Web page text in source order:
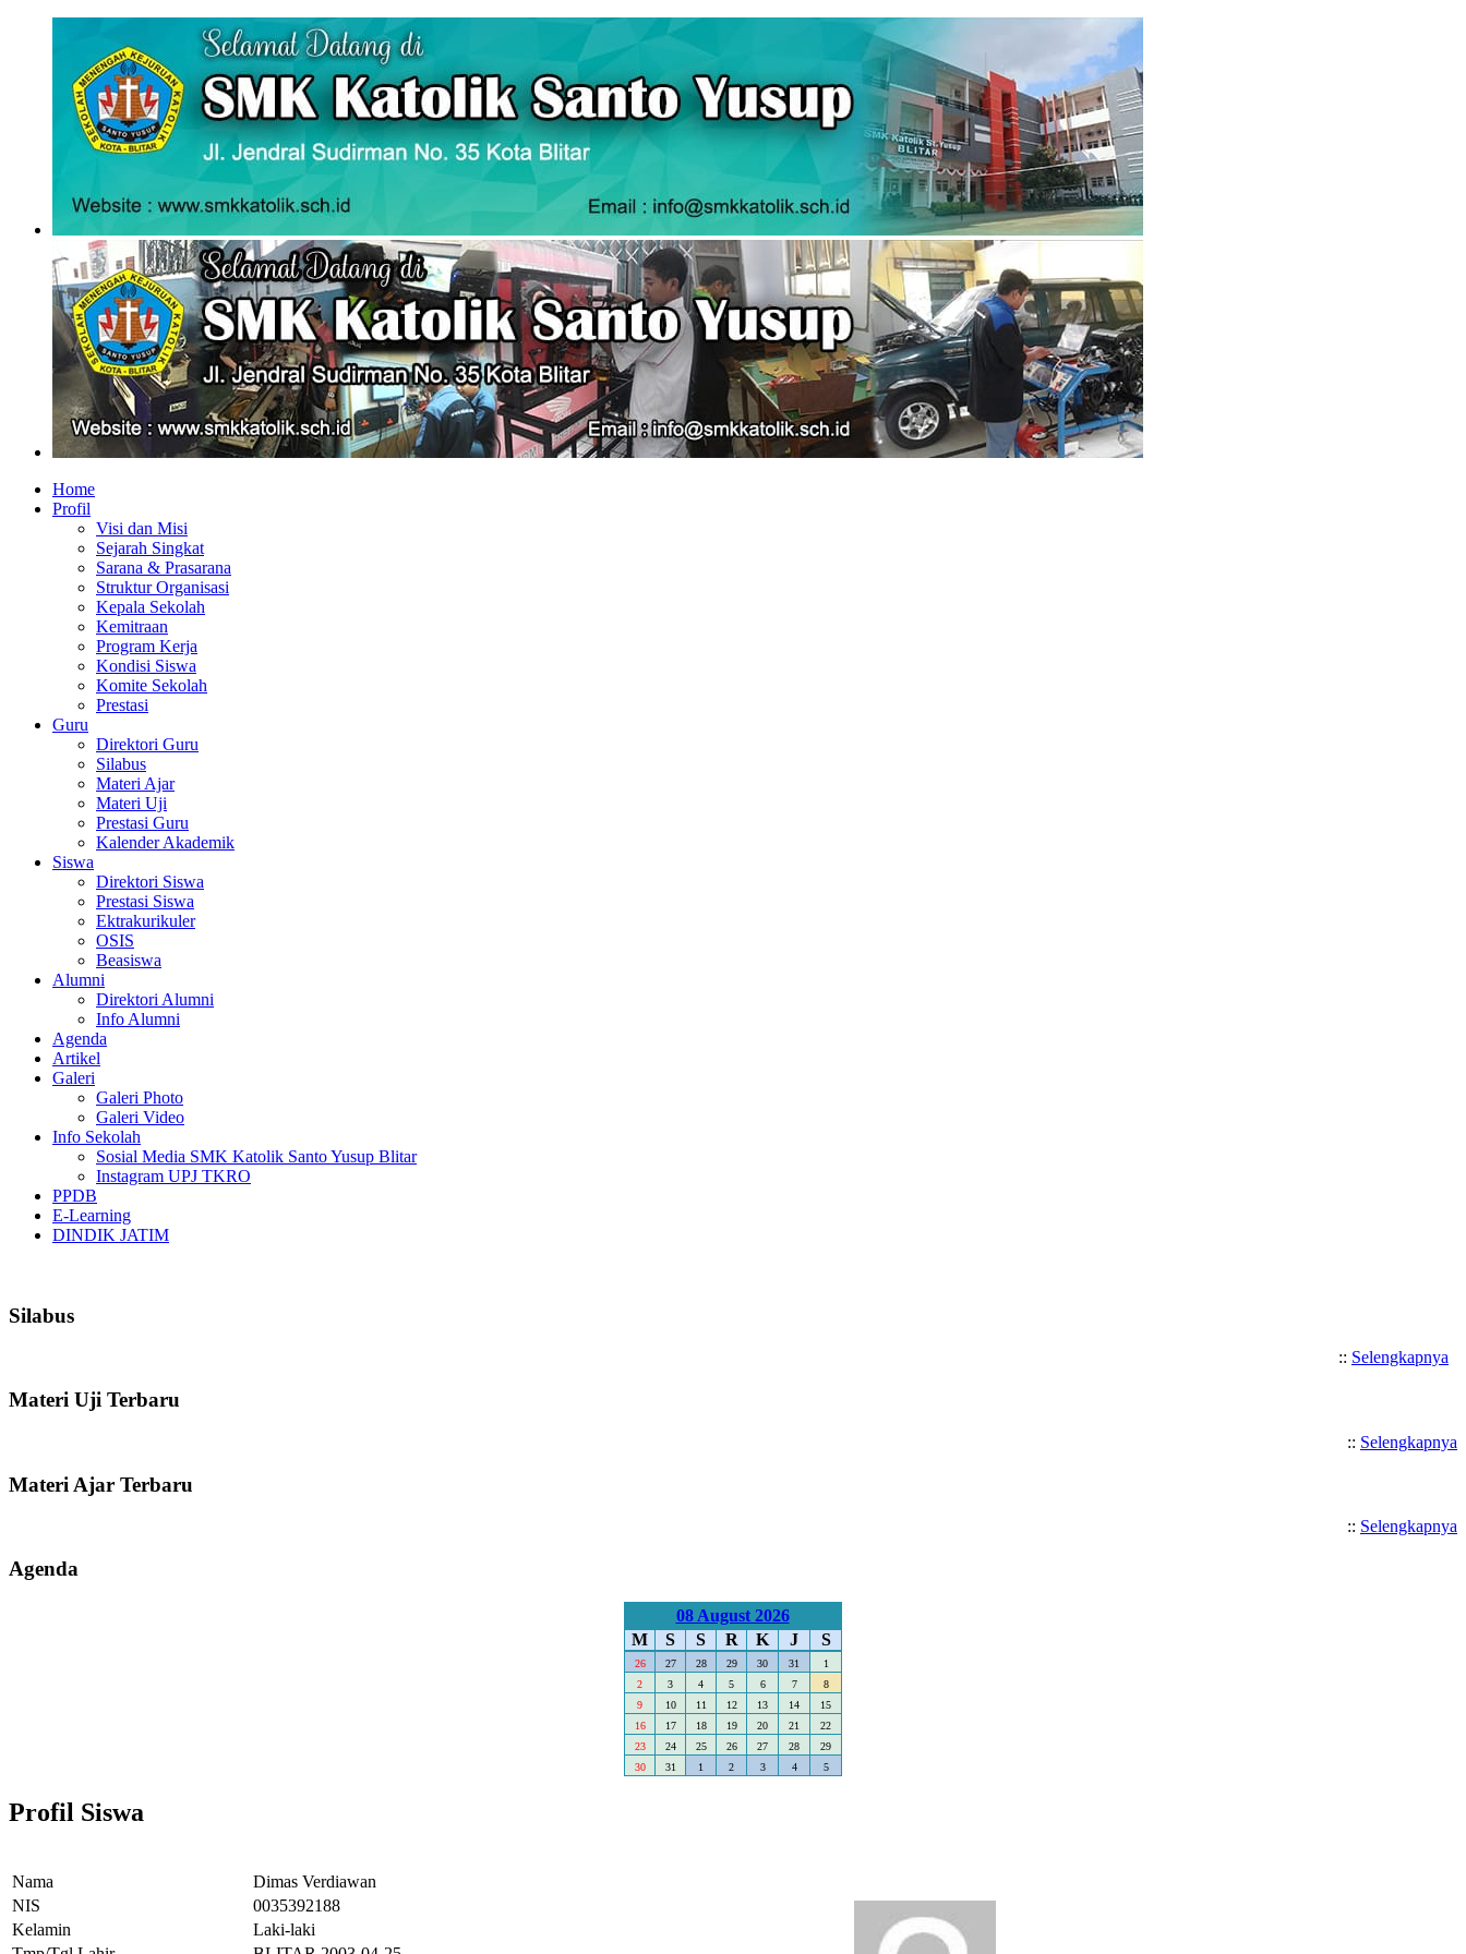
Home
Profil
Visi dan Misi
Sejarah Singkat
Sarana & Prasarana
Struktur Organisasi
Kepala Sekolah
Kemitraan
Program Kerja
Kondisi Siswa
Komite Sekolah
Prestasi
Guru
Direktori Guru
Silabus
Materi Ajar
Materi Uji
Prestasi Guru
Kalender Akademik
Siswa
Direktori Siswa
Prestasi Siswa
Ektrakurikuler
OSIS
Beasiswa
Alumni
Direktori Alumni
Info Alumni
Agenda
Artikel
Galeri
Galeri Photo
Galeri Video
Info Sekolah
Sosial Media SMK Katolik Santo Yusup Blitar
Instagram UPJ TKRO
PPDB
E-Learning
DINDIK JATIM
Silabus
:: Selengkapnya
Materi Uji Terbaru
:: Selengkapnya
Materi Ajar Terbaru
:: Selengkapnya
Agenda
08 August 2026
M
S S R K J S
26 27 28 29 30 31
1
2
3 4 5 6 7
8
9
10 11 12 13 14
15
16
17 18 19 20 21
22
23
24 25 26 27 28
29
30
31 1 2 3 4 5
Profil Siswa
Nama
Dimas Verdiawan
NIS
0035392188
Kelamin
Laki-laki